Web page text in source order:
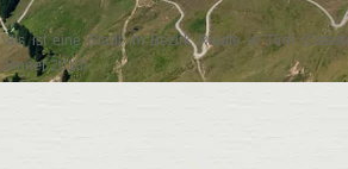
Vils ist eine Stadt im Bezirk Reutte in Tirol
Jänner 2013).